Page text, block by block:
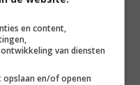
en content,
van diensten
en/of openen